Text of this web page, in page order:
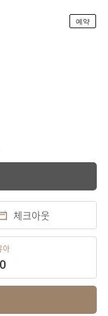
예약
체크아웃
아
0